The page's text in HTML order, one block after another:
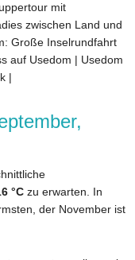
mit
zwischen Land und
Große Inselrundfahrt
auf Usedom | Usedom
|
°C zu erwarten. In
der November ist